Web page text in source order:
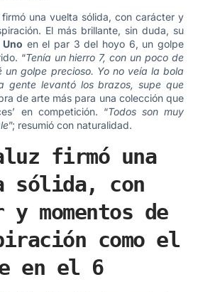
una vuelta sólida, con carácter y
El más brillante, sin duda, su
Uno en el par 3 del hoyo 6, un golpe
“Tenía un hierro 7, con un poco de
golpe precioso. Yo no veía la bola
gente levantó los brazos, supe que
de arte más para una colección que
en competición. “Todos son muy
”; resumió con naturalidad.
firmó una
sólida, con
momentos de
como el
en el 6